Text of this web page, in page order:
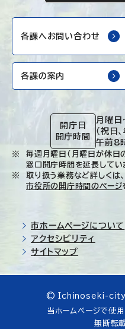
各課へお問い合わせ
各課の案内
開庁日
開庁時間
月曜日
（祝日
午前8
毎週月曜日（月曜日が休日
窓口開庁時間を延長してい
取り扱う業務など詳しくは、
市役所の開庁時間のページ
市ホームページについて
アクセシビリティ
サイトマップ
© Ichinoseki-
当ホームページで使
無断転